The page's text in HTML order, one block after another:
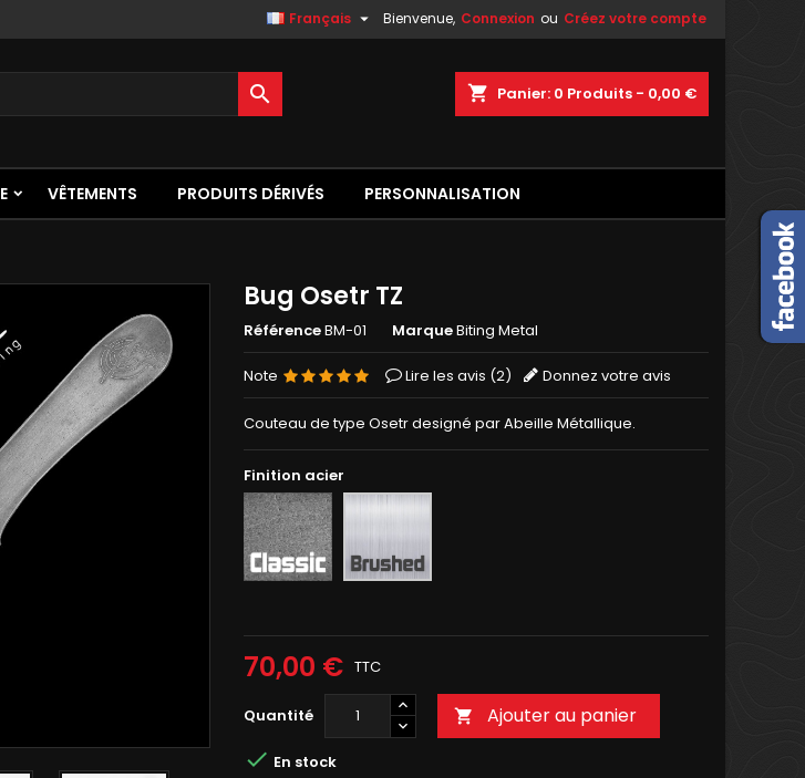
Bienvenue, Connexion ou Créez votre compte
Français 
shopping_cart Panier: 0 Produits - 0,00 €

VÊTEMENTS PRODUITS DÉRIVÉS PERSONNALISATION
Bug Osetr TZ
RéférenceBM-01 MarqueBiting Metal
Note Lire les avis (2) Donnez votre avis
Couteau de type Osetr designé par Abeille Métallique.
Finition acier
Gris
classique
Brossé
70,00 € TTC
Quantité  Ajouter au panier
 En stock